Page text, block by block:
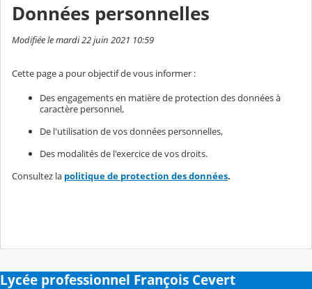
Données personnelles
Modifiée le mardi 22 juin 2021 10:59
Cette page a pour objectif de vous informer :
Des engagements en matière de protection des données à
caractère personnel,
De l'utilisation de vos données personnelles,
Des modalités de l'exercice de vos droits.
Consultez la politique de protection des données.
Lycée professionnel François Cevert